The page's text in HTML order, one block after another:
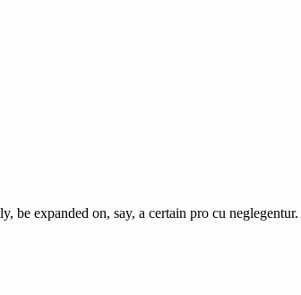
be expanded on, say, a certain pro cu neglegentur.